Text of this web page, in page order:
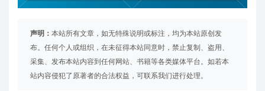
声明： 本站所有文章，如无特殊说明或标注，均为本站原创发
布。任何个人或组织，在未征得本站同意时，禁止复制、盗用、
采集、发布本站内容到任何网站、书籍等各类媒体平台。如若本
站内容侵犯了原著者的合法权益，可联系我们进行处理。